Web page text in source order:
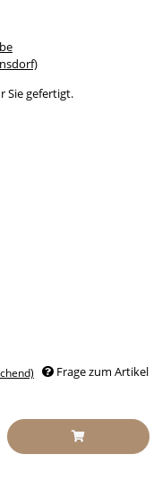
Sie gefertigt.
Frage zum Artikel